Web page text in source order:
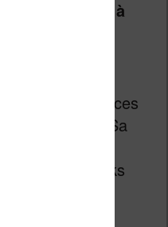
grâce à
et son
de 7.8 pouces
Sa
32 Go vous
ebooks